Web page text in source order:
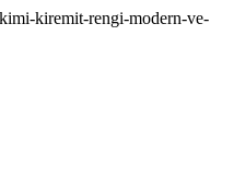
kiremit-rengi-modern-ve-